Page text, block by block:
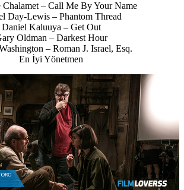
Chalamet – Call Me By Your Name
Day-Lewis – Phantom Thread
Daniel Kaluuya – Get Out
Oldman – Darkest Hour
– Roman J. Israel, Esq.
En İyi Yönetmen